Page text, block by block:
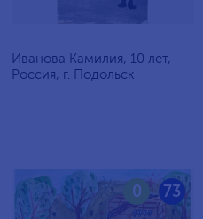
Иванова Камилия, 10 лет,
Россия, г. Подольск
73
0